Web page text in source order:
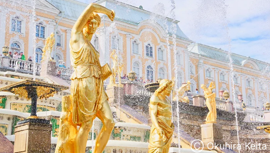
Ⓒ Okuhira Keita